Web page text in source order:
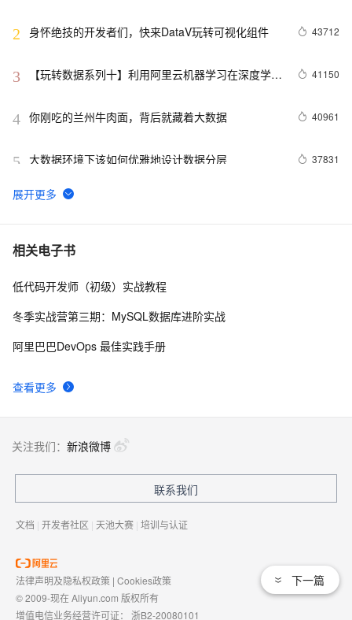
2 身怀绝技的开发者们，快来DataV玩转可视化组件 43712
3
【玩转数据系列十】利用阿里云机器学习在深度学习
41150
4 你刚吃的兰州牛肉面，背后就藏着大数据 40961
5 大数据环境下该如何优雅地设计数据分层 37831
6 odps是什么?
7 数据仓库介绍与实时数仓案例
8 DataV接入ECharts图表库  可视化利器强强联手
相关电子书
查看更多
低代码开发师（初级）实战教程
冬季实战营第三期：MySQL数据库进阶实战
阿里巴巴DevOps 最佳实践手册
下一篇
关注我们： 新浪微博
联系我们
文档 | 开发者社区 | 天池大赛 | 培训与认证
法律声明及隐私权政策 | Cookies政策
© 2009-现在 Aliyun.com 版权所有
增值电信业务经营许可证： 浙B2-20080101